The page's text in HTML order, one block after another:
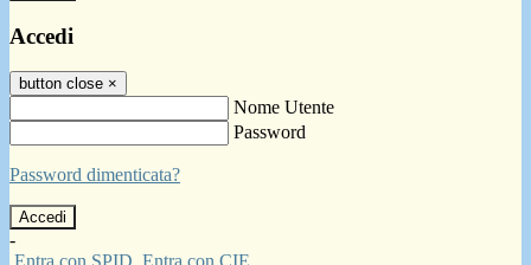
Accedi
button close ×
Nome Utente
Password
Password dimenticata?
-